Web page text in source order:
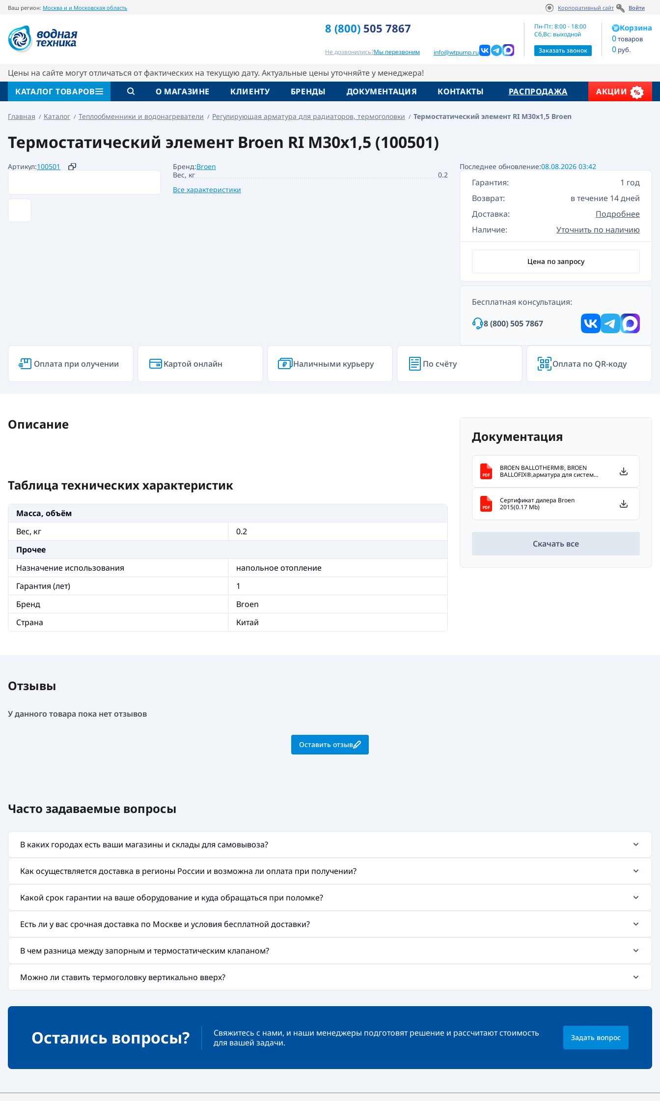
Ваш регион: Москва и и Московская область Корпоративный сайт Войти
8 (800) 505 7867
Не дозвонились?Мы перезвоним info@wtpump.ru
Пн-Пт: 8:00 - 18:00
Сб,Вс: выходной
Заказать звонок
Корзина
0товаров
0 руб.
Цены на сайте могут отличаться от фактических на текущую дату. Актуальные цены уточняйте у менеджера!
КАТАЛОГ ТОВАРОВ
О МАГАЗИНЕ КЛИЕНТУ БРЕНДЫ ДОКУМЕНТАЦИЯ КОНТАКТЫ РАСПРОДАЖА АКЦИИ
Главная Каталог Теплообменники и водонагреватели Регулирующая арматура для радиаторов, термоголовки Термостатический элемент RI М30х1,5 Broen
Термостатический элемент Broen RI М30х1,5 (100501)
Артикул:100501 Бренд:Broen Последнее обновление:08.08.2026 03:42
Вес, кг
0.2
Все характеристики
Гарантия:
1 год
Возврат:
в течение 14 дней
Доставка:
Подробнее
Наличие:
Уточнить по наличию
Цена по запросу
Бесплатная консультация:
8 (800) 505 7867
Оплата при олучении Картой онлайн Наличными курьеру По счёту Оплата по QR-коду
Вопрос-ответ Похожие товары
Описание
Таблица технических характеристик
Масса, объём
Вес, кг
0.2
Прочее
Назначение использования
напольное отопление
Гарантия (лет)
1
Бренд
Broen
Страна
Китай
Документация
BROEN BALLOTHERM®, BROEN
BALLOFIX®,арматура для систем
Сертификат дилера Broen
2015(0.17 Mb)
Скачать все
Отзывы
У данного товара пока нет отзывов
Оставить отзыв
Часто задаваемые вопросы
В каких городах есть ваши магазины и склады для самовывоза?
Как осуществляется доставка в регионы России и возможна ли оплата при получении?
Какой срок гарантии на ваше оборудование и куда обращаться при поломке?
Есть ли у вас срочная доставка по Москве и условия бесплатной доставки?
В чем разница между запорным и термостатическим клапаном?
Можно ли ставить термоголовку вертикально вверх?
Остались вопросы?
Свяжитесь с нами, и наши менеджеры подготовят решение и рассчитают стоимость
для вашей задачи.
Задать вопрос